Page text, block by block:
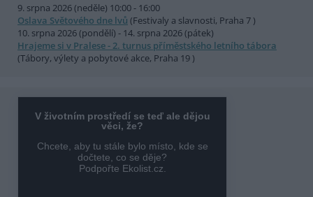
9. srpna 2026 (neděle) 10:00 - 16:00
Oslava Světového dne lvů (Festivaly a slavnosti, Praha 7 )
10. srpna 2026 (pondělí) - 14. srpna 2026 (pátek)
Hrajeme si v Pralese - 2. turnus příměstského letního tábora
(Tábory, výlety a pobytové akce, Praha 19 )